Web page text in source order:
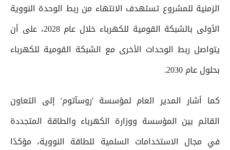
الزمنية للمشروع تستهدف الانتهاء من ربط الوحدة النووية
الأولى بالشبكة القومية للكهرباء خلال عام 2028، على أن
يتواصل ربط الوحدات الأخرى مع الشبكة القومية للكهرباء
بحلول عام 2030.
كما أشار المدير العام لمؤسسة 'روسآتوم' إلى التعاون
القائم بين المؤسسة ووزارة الكهرباء والطاقة المتجددة
في مجال الاستخدامات السلمية للطاقة النووية، مؤكدًا